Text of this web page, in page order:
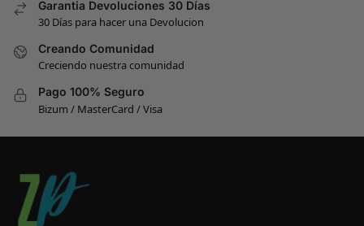
Garantia Devoluciones 30 Días
30 Días para hacer una Devolucion
Creando Comunidad
Creciendo nuestra comunidad
Pago 100% Seguro
Bizum / MasterCard / Visa